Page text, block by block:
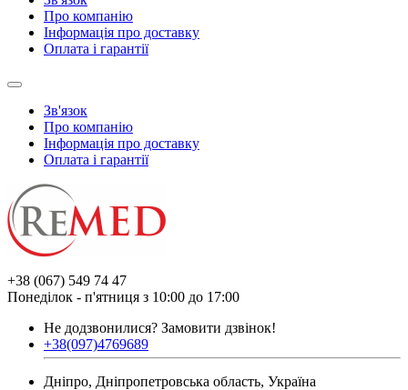
Про компанію
Інформація про доставку
Оплата і гарантії
Зв'язок
Про компанію
Інформація про доставку
Оплата і гарантії
+38 (067) 549 74 47
Понеділок - п'ятниця з 10:00 до 17:00
Не додзвонилися? Замовити дзвінок!
+38(097)4769689
Дніпро, Дніпропетровська область, Україна